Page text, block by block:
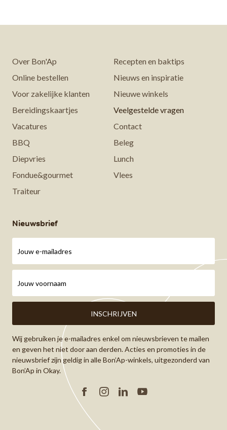
Over Bon'Ap
Recepten en baktips
Online bestellen
Nieuws en inspiratie
Voor zakelijke klanten
Nieuwe winkels
Bereidingskaartjes
Veelgestelde vragen
Vacatures
Contact
BBQ
Beleg
Diepvries
Lunch
Fondue&gourmet
Vlees
Traiteur
Nieuwsbrief
Wij gebruiken je e-mailadres enkel om nieuwsbrieven te mailen
en geven het niet door aan derden. Acties en promoties in de
nieuwsbrief zijn geldig in alle Bon’Ap-winkels, uitgezonderd van
Bon’Ap in Okay.
FacebookInstagram
Linkedin